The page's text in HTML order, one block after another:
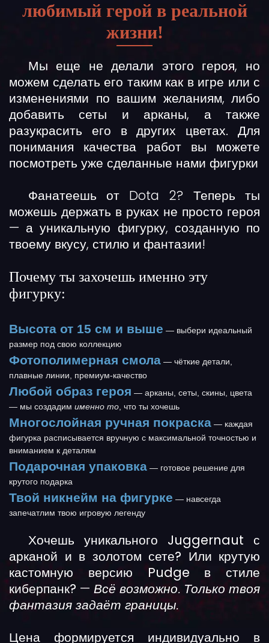
любимый герой в реальной
жизни!
Мы еще не делали этого героя, но
можем сделать его таким как в игре или с
изменениями по вашим желаниям, либо
добавить сеты и арканы, а также
разукрасить его в других цветах. Для
понимания качества работ вы можете
посмотреть уже сделанные нами фигурки
Фанатеешь от Dota 2? Теперь ты
можешь держать в руках не просто героя
— ауникальную фигурку, созданную по
твоему вкусу, стилю и фантазии!
Почему ты захочешь именно эту
фигурку:
Высота от 15 см и выше — выбери идеальный
размер под свою коллекцию
Фотополимерная смола — чёткие детали,
плавные линии, премиум-качество
Любой образ героя — арканы, сеты, скины, цвета
— мы создадим именно то , что ты хочешь
Многослойная ручная покраска — каждая
фигурка расписывается вручную с максимальной точностью и
вниманием к деталям
Подарочная упаковка — готовое решение для
крутого подарка
Твой никнейм на фигурке — навсегда
запечатлим твою игровую легенду
Хочешь уникального Juggernaut с
арканой и в золотом сете? Или крутую
кастомную версию Pudge в стиле
киберпанк? — Всё возможно. Только твоя
фантазия задаёт границы.
Цена формируется индивидуально в